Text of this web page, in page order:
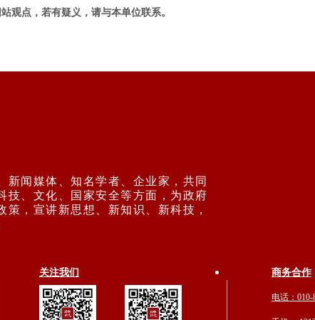
观点，若有疑义，请与本单位联系。
闻媒体、知名学者、企业家，共同
技、文化、国家安全等方面，为政府
，宣讲新思想、新知识、新科技，
关注我们 商务合作
电话：010-